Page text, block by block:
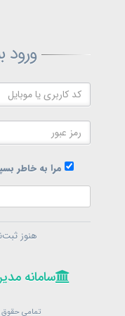
ورود
مرا به خاطر
هنوز
سامانه
تمامی حقوق
در حال
سامانه
در حال
سامانه
تمامی